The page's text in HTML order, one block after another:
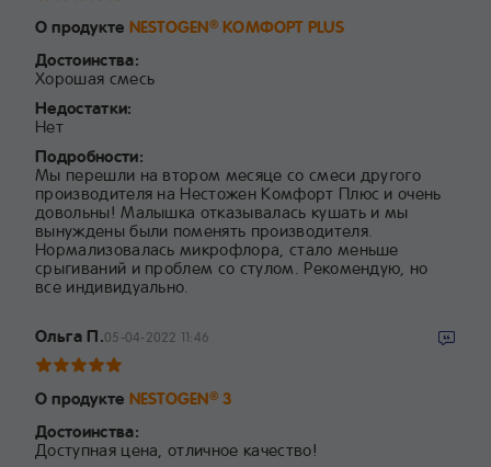
О продукте NESTOGEN®КОМФОРТ PLUS
Достоинства:
Хорошая смесь
Недостатки:
Нет
Подробности:
Мы перешли на втором месяце со смеси другого
производителя на Нестожен Комфорт Плюс и очень
довольны! Малышка отказывалась кушать и мы
вынуждены были поменять производителя.
Нормализовалась микрофлора, стало меньше
срыгиваний и проблем со стулом. Рекомендую, но
все индивидуально.
Ольга П.05-04-2022 11:46
О продукте NESTOGEN®3
Достоинства:
Доступная цена, отличное качество!